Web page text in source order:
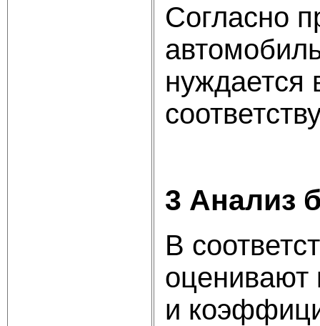
Согласно
нуждается
3 Анализ
В
оценивают
и